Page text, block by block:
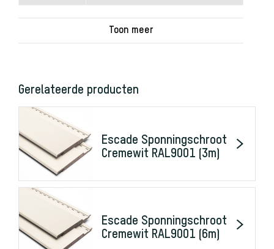
Gerelateerde producten
Escade Sponningschroot
Cremewit RAL9001 (3m)
Escade Sponningschroot
Cremewit RAL9001 (6m)